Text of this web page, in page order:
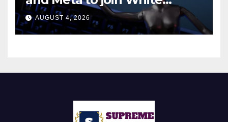
House AI security meeting
AUGUST 4, 2026